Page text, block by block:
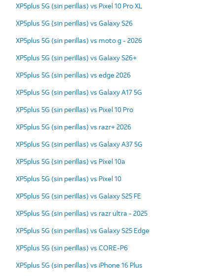
XP5plus 5G (sin perillas) vs Pixel 10 Pro XL
XP5plus 5G (sin perillas) vs Galaxy S26
XP5plus 5G (sin perillas) vs moto g - 2026
XP5plus 5G (sin perillas) vs Galaxy S26+
XP5plus 5G (sin perillas) vs edge 2026
XP5plus 5G (sin perillas) vs Galaxy A17 5G
XP5plus 5G (sin perillas) vs Pixel 10 Pro
XP5plus 5G (sin perillas) vs razr+ 2026
XP5plus 5G (sin perillas) vs Galaxy A37 5G
XP5plus 5G (sin perillas) vs Pixel 10a
XP5plus 5G (sin perillas) vs Pixel 10
XP5plus 5G (sin perillas) vs Galaxy S25 FE
XP5plus 5G (sin perillas) vs razr ultra - 2025
XP5plus 5G (sin perillas) vs Galaxy S25 Edge
XP5plus 5G (sin perillas) vs CORE-P6
XP5plus 5G (sin perillas) vs iPhone 16 Plus